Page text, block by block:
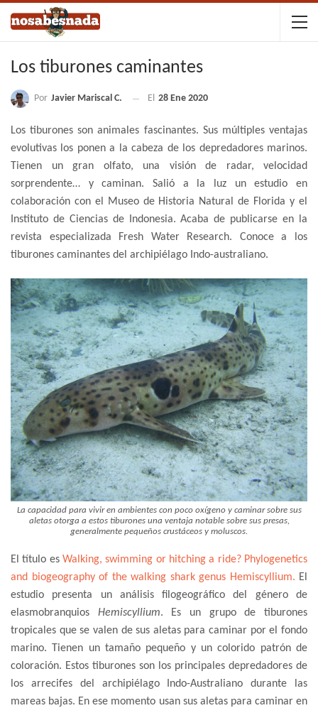
Los tiburones caminantes
Por Javier Mariscal C. El 28 Ene 2020
Los tiburones son animales fascinantes. Sus múltiples ventajas
evolutivas los ponen a la cabeza de los depredadores marinos.
Tienen un gran olfato, una visión de radar, velocidad
sorprendente… y caminan. Salió a la luz un estudio en
colaboración con el Museo de Historia Natural de Florida y el
Instituto de Ciencias de Indonesia. Acaba de publicarse en la
revista especializada Fresh Water Research. Conoce a los
tiburones caminantes del archipiélago Indo-australiano.
La capacidad para vivir en ambientes con poco oxígeno y caminar sobre sus
aletas otorga a estos tiburones una ventaja notable sobre sus presas,
generalmente pequeños crustáceos y moluscos.
El título es Walking, swimming or hitching a ride? Phylogenetics
and biogeography of the walking shark genus Hemiscyllium. El
estudio presenta un análisis filogeográfico del género de
elasmobranquios Hemiscyllium. Es un grupo de tiburones
tropicales que se valen de sus aletas para caminar por el fondo
marino. Tienen un tamaño pequeño y un colorido patrón de
coloración. Estos tiburones son los principales depredadores de
los arrecifes del archipiélago Indo-Australiano durante las
mareas bajas. En ese momento usan sus aletas para caminar en